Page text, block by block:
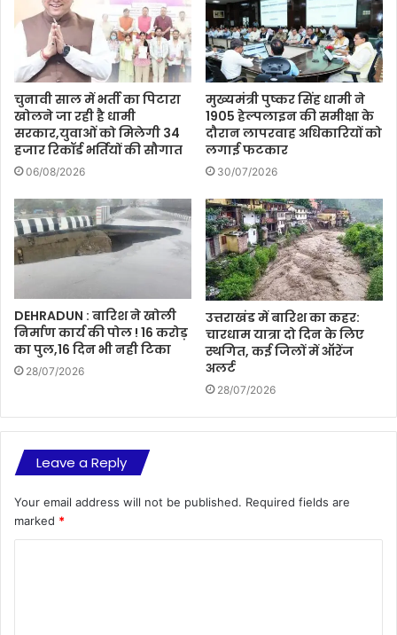
चुनावी साल में भर्ती का पिटारा
खोलने जा रही है धामी
सरकार,युवाओं को मिलेगी 34
हजार रिकॉर्ड भर्तियों की सौगात
06/08/2026
मुख्यमंत्री पुष्कर सिंह धामी ने
1905 हेल्पलाइन की समीक्षा के
दौरान लापरवाह अधिकारियों को
लगाई फटकार
30/07/2026
DEHRADUN : बारिश ने खोली
निर्माण कार्य की पोल ! 16 करोड़
का पुल,16 दिन भी नही टिका
28/07/2026
उत्तराखंड में बारिश का कहर:
चारधाम यात्रा दो दिन के लिए
स्थगित, कई जिलों में ऑरेंज
अलर्ट
28/07/2026
Leave a Reply
Your email address will not be published. Required fields are
marked *